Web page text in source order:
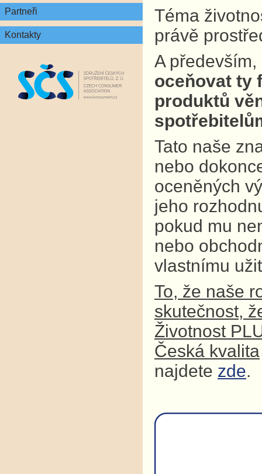
Partneři
Kontakty
Téma
právě
A především,
oceňovat ty
produktů
Tato naše
nebo
oceněných
jeho
pokud mu
nebo
vlastnímu
To, že naše
skutečnost,
Životnost
Česká kvalita
najdete zde.